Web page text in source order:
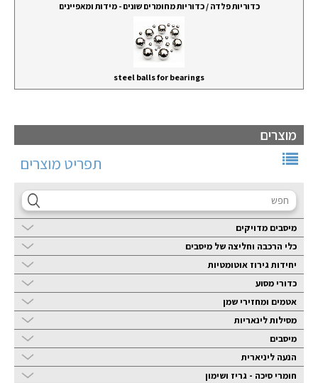
מוצרים
תפריט מוצרים
מיסבים מדויקים
כלי הרכבה וחליצה של מיסבים
יחידות גירוז אוטומטיות
כדורי מסוע
אטמים ומחזירי שמן
מסילות לינאריות
מיסבים
הנעה ליניארית
חומרי סיכה - גריז ושימון
כדוריות פלדה / כדוריות מחומרים שונים - מידות ומאפיינים
steel balls for bearings